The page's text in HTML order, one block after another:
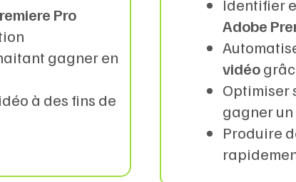
Pro
gagner en
à des fins de
Adobe
vidéo
Optimiser
gagner
Produire